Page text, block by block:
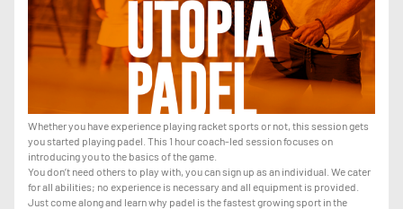
Whether you have experience playing racket sports or not, this session gets
you started playing padel. This 1 hour coach-led session focuses on
introducing you to the basics of the game.
You don’t need others to play with, you can sign up as an individual. We cater
for all abilities; no experience is necessary and all equipment is provided.
Just come along and learn why padel is the fastest growing sport in the